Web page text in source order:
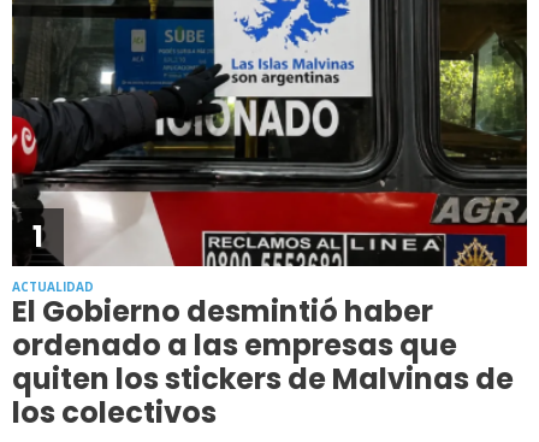
1
ACTUALIDAD
El Gobierno desmintió haber
ordenado a las empresas que
quiten los stickers de Malvinas de
los colectivos